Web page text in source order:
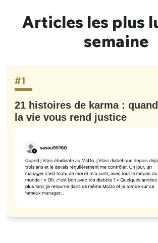
Articles les plus
semaine
#1
21 histoires de karma : quand
la vie vous rend justice